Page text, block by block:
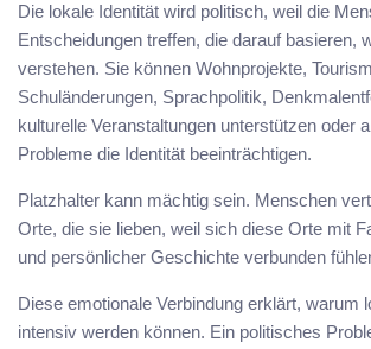
Die lokale Identität wird politisch, weil die
Entscheidungen treffen, die darauf basieren,
verstehen. Sie können Wohnprojekte,
Schuländerungen, Sprachpolitik,
kulturelle Veranstaltungen unterstützen oder
Probleme die Identität beeinträchtigen.
Platzhalter kann mächtig sein. Menschen
Orte, die sie lieben, weil sich diese Orte mit
und persönlicher Geschichte verbunden
Diese emotionale Verbindung erklärt, warum
intensiv werden können. Ein politisches